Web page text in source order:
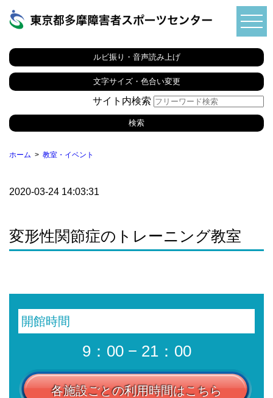
ルビ振り・音声読み上げ
文字サイズ・色合い変更
サイト内検索
ホーム 教室・イベント
2020-03-24 14:03:31
変形性関節症のトレーニング教室
開館時間
9：00 − 21：00
各施設ごとの利用時間はこちら